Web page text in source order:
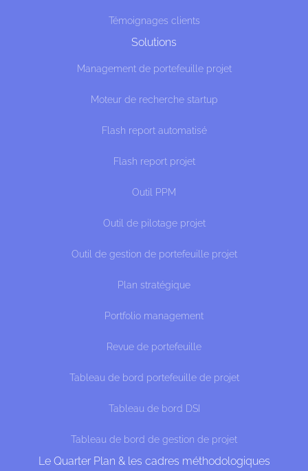
Témoignages clients
Solutions
Management de portefeuille projet
Moteur de recherche startup
Flash report automatisé
Flash report projet
Outil PPM
Outil de pilotage projet
Outil de gestion de portefeuille projet
Plan stratégique
Portfolio management
Revue de portefeuille
Tableau de bord portefeuille de projet
Tableau de bord DSI
Tableau de bord de gestion de projet
Le Quarter Plan & les cadres méthodologiques